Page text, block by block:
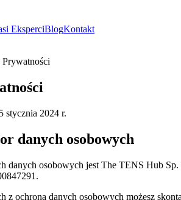
EksperciBlogKontakt
stycznia 2024 r.
danych osobowych
danych osobowych jest The TENS Hub
z ochroną danych osobowych możesz